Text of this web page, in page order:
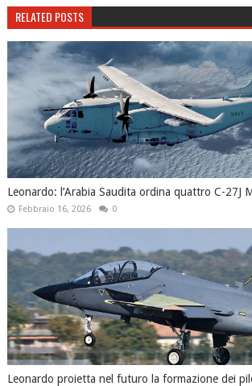
RELATED POSTS
Leonardo: l’Arabia Saudita ordina quattro C-27J
Febbraio 16, 2026 0
Leonardo proietta nel futuro la formazione dei